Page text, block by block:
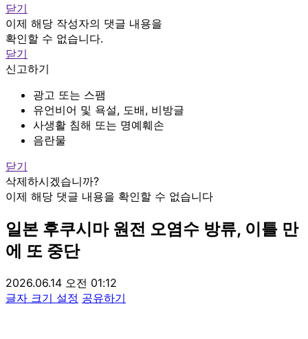
닫기
이제 해당 작성자의 댓글 내용을
확인할 수 없습니다.
닫기
신고하기
광고 또는 스팸
유언비어 및 욕설, 도배, 비방글
사생활 침해 또는 명예훼손
음란물
닫기
삭제하시겠습니까?
이제 해당 댓글 내용을 확인할 수 없습니다
일본 후쿠시마 원전 오염수 방류, 이틀 만
에 또 중단
2026.06.14 오전 01:12
글자 크기 설정 공유하기